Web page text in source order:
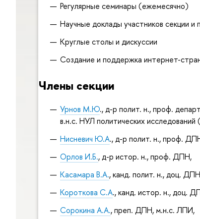
Регулярные семинары (ежемесячно)
Научные доклады участников секции
Круглые столы и дискуссии
Создание и поддержка интернет-
Члены секции
Урнов М.Ю., д-р полит. н., проф.
в.н.с. НУЛ политических
Нисневич Ю.А., д-р полит. н., проф.
Орлов И.Б., д-р истор. н., проф. ДПН,
Касамара В.А., канд. полит. н., доц.
Короткова С.А., канд. истор. н., доц.
Сорокина А.А., преп. ДПН, м.н.с. ЛПИ,